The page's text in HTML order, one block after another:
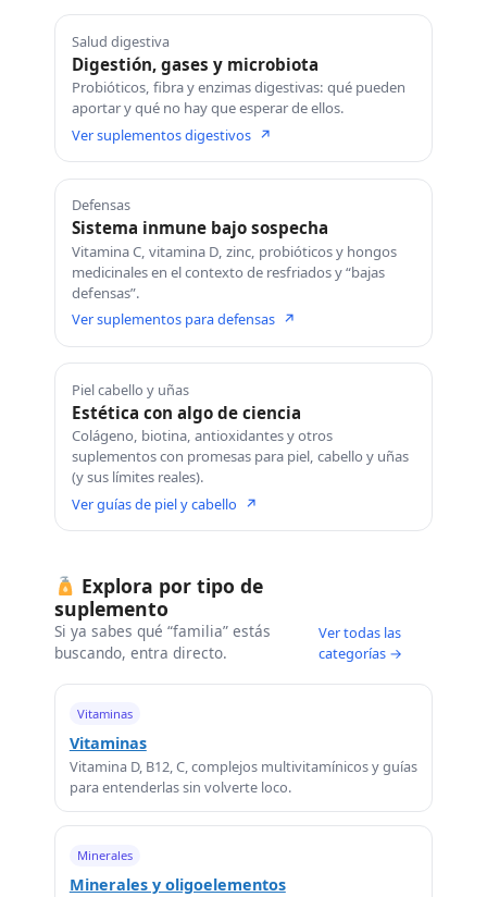
Salud digestiva
Digestión, gases y microbiota
Probióticos, fibra y enzimas digestivas: qué pueden
aportar y qué no hay que esperar de ellos.
Ver suplementos digestivos ↗
Defensas
Sistema inmune bajo sospecha
Vitamina C, vitamina D, zinc, probióticos y hongos
medicinales en el contexto de resfriados y “bajas
defensas”.
Ver suplementos para defensas ↗
Piel cabello y uñas
Estética con algo de ciencia
Colágeno, biotina, antioxidantes y otros
suplementos con promesas para piel, cabello y uñas
(y sus límites reales).
Ver guías de piel y cabello ↗
Explora por tipo de
suplemento
Si ya sabes qué “familia” estás
buscando, entra directo.
Ver todas las
categorías →
Vitaminas
Vitaminas
Vitamina D, B12, C, complejos multivitamínicos y guías
para entenderlas sin volverte loco.
Minerales
Minerales y oligoelementos